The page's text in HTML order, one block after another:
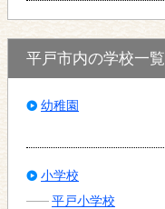
平戸市内の学校一覧
幼稚園
小学校
平戸小学校